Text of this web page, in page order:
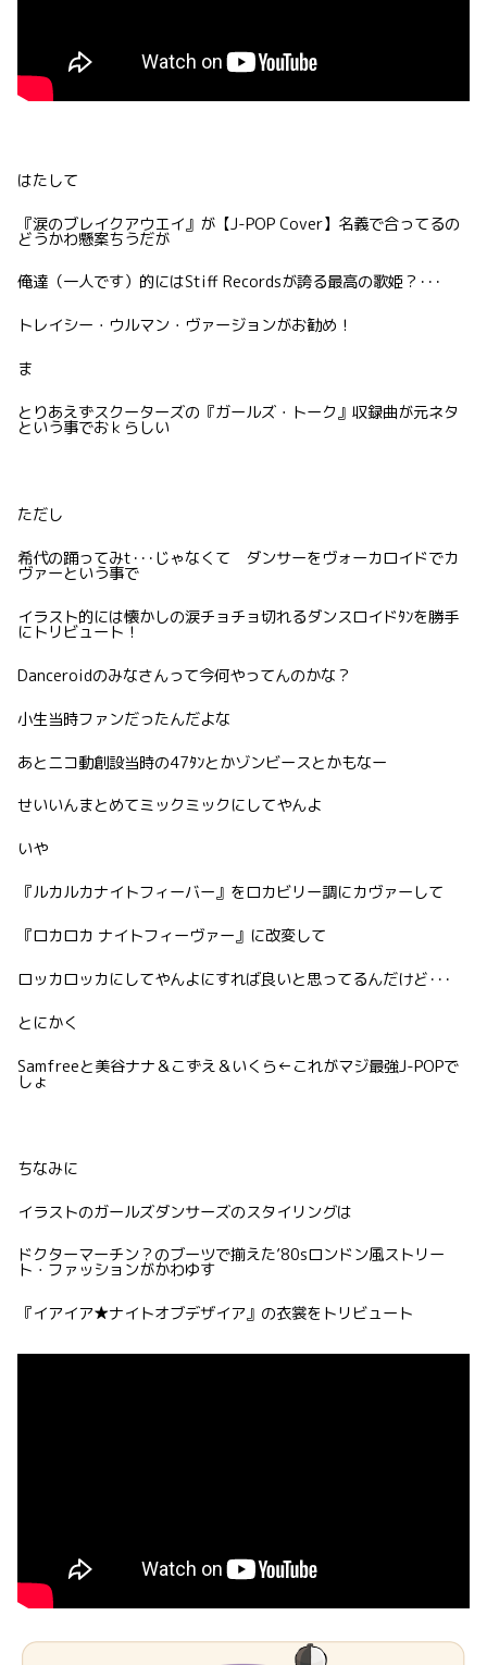
はたして
『涙のブレイクアウエイ』が【J-POP Cover】名義で合ってるの
どうかわ懸案ちうだが
俺達（一人です）的にはStiff Recordsが誇る最高の歌姫？･･･
トレイシー・ウルマン・ヴァージョンがお勧め！
ま
とりあえずスクーターズの『ガールズ・トーク』収録曲が元ネタ
という事でおｋらしい
ただし
希代の踊ってみt･･･じゃなくて ダンサーをヴォーカロイドでカ
ヴァーという事で
イラスト的には懐かしの涙チョチョ切れるダンスロイドﾀﾝを勝手
にトリビュート！
Danceroidのみなさんって今何やってんのかな？
小生当時ファンだったんだよな
あとニコ動創設当時の47ﾀﾝとかゾンビースとかもなー
せいいんまとめてミックミックにしてやんよ
いや
『ルカルカナイトフィーバー』をロカビリー調にカヴァーして
『ロカロカ ナイトフィーヴァー』に改変して
ロッカロッカにしてやんよにすれば良いと思ってるんだけど･･･
とにかく
Samfreeと美谷ナナ＆こずえ＆いくら←これがマジ最強J-POPで
しょ
ちなみに
イラストのガールズダンサーズのスタイリングは
ドクターマーチン？のブーツで揃えた’80sロンドン風ストリー
ト・ファッションがかわゆす
『イアイア★ナイトオブデザイア』の衣裳をトリビュート